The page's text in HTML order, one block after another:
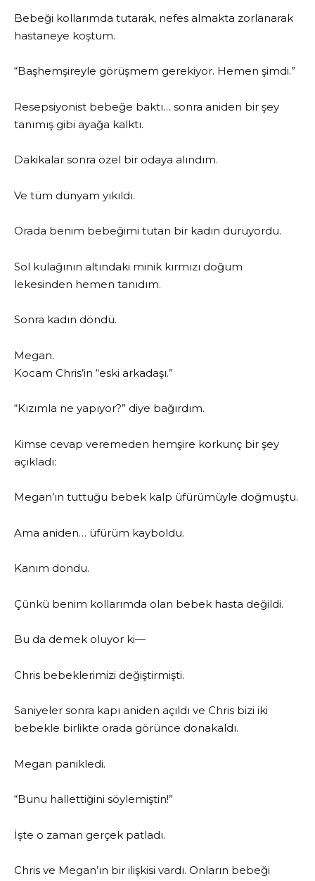
Bebeği kollarımda tutarak, nefes almakta zorlanarak
hastaneye koştum.
“Başhemşireyle görüşmem gerekiyor. Hemen şimdi.”
Resepsiyonist bebeğe baktı… sonra aniden bir şey
tanımış gibi ayağa kalktı.
Dakikalar sonra özel bir odaya alındım.
Ve tüm dünyam yıkıldı.
Orada benim bebeğimi tutan bir kadın duruyordu.
Sol kulağının altındaki minik kırmızı doğum
lekesinden hemen tanıdım.
Sonra kadın döndü.
Megan.
Kocam Chris’in “eski arkadaşı.”
“Kızımla ne yapıyor?” diye bağırdım.
Kimse cevap veremeden hemşire korkunç bir şey
açıkladı:
Megan’ın tuttuğu bebek kalp üfürümüyle doğmuştu.
Ama aniden… üfürüm kayboldu.
Kanım dondu.
Çünkü benim kollarımda olan bebek hasta değildi.
Bu da demek oluyor ki—
Chris bebeklerimizi değiştirmişti.
Saniyeler sonra kapı aniden açıldı ve Chris bizi iki
bebekle birlikte orada görünce donakaldı.
Megan panikledi.
“Bunu hallettiğini söylemiştin!”
İşte o zaman gerçek patladı.
Chris ve Megan’ın bir ilişkisi vardı. Onların bebeği